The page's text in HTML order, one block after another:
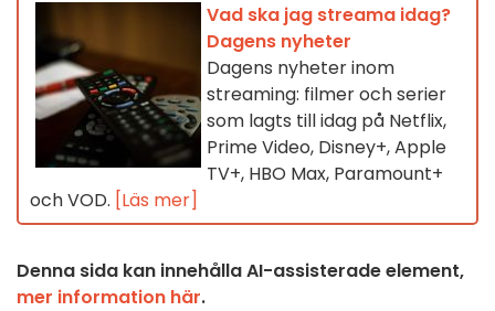
Vad ska jag streama idag?
Dagens nyheter
Dagens nyheter inom
streaming: filmer och serier
som lagts till idag på Netflix,
Prime Video, Disney+, Apple
TV+, HBO Max, Paramount+
och VOD. [Läs mer]
Denna sida kan innehålla AI-assisterade element,
mer information här.